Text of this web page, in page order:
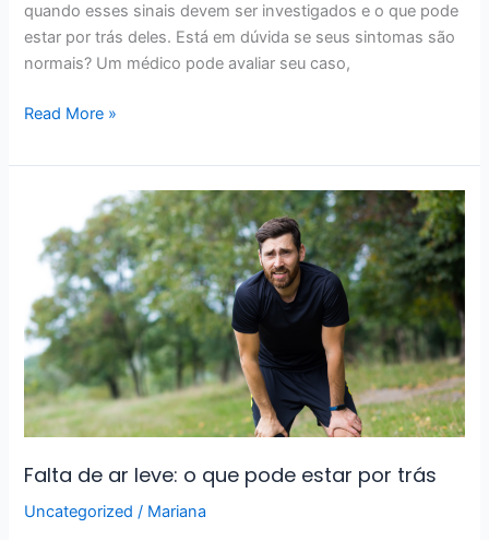
quando esses sinais devem ser investigados e o que pode
estar por trás deles. Está em dúvida se seus sintomas são
normais? Um médico pode avaliar seu caso,
Read More »
Falta de ar leve: o que pode estar por trás
Uncategorized / Mariana
ar
leve:
o
que
pode
estar
por